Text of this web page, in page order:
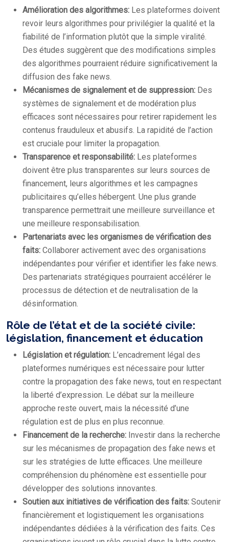
Amélioration des algorithmes: Les plateformes doivent
revoir leurs algorithmes pour privilégier la qualité et la
fiabilité de l’information plutôt que la simple viralité.
Des études suggèrent que des modifications simples
des algorithmes pourraient réduire significativement la
diffusion des fake news.
Mécanismes de signalement et de suppression: Des
systèmes de signalement et de modération plus
efficaces sont nécessaires pour retirer rapidement les
contenus frauduleux et abusifs. La rapidité de l’action
est cruciale pour limiter la propagation.
Transparence et responsabilité: Les plateformes
doivent être plus transparentes sur leurs sources de
financement, leurs algorithmes et les campagnes
publicitaires qu’elles hébergent. Une plus grande
transparence permettrait une meilleure surveillance et
une meilleure responsabilisation.
Partenariats avec les organismes de vérification des
faits: Collaborer activement avec des organisations
indépendantes pour vérifier et identifier les fake news.
Des partenariats stratégiques pourraient accélérer le
processus de détection et de neutralisation de la
désinformation.
Rôle de l’état et de la société civile:
législation, financement et éducation
Législation et régulation: L’encadrement légal des
plateformes numériques est nécessaire pour lutter
contre la propagation des fake news, tout en respectant
la liberté d’expression. Le débat sur la meilleure
approche reste ouvert, mais la nécessité d’une
régulation est de plus en plus reconnue.
Financement de la recherche: Investir dans la recherche
sur les mécanismes de propagation des fake news et
sur les stratégies de lutte efficaces. Une meilleure
compréhension du phénomène est essentielle pour
développer des solutions innovantes.
Soutien aux initiatives de vérification des faits: Soutenir
financièrement et logistiquement les organisations
indépendantes dédiées à la vérification des faits. Ces